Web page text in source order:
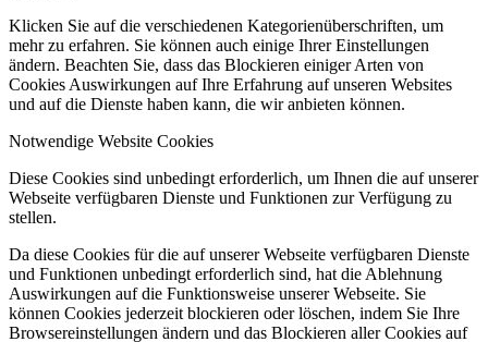
Klicken Sie auf die verschiedenen Kategorienüberschriften, um
mehr zu erfahren. Sie können auch einige Ihrer Einstellungen
ändern. Beachten Sie, dass das Blockieren einiger Arten von
Cookies Auswirkungen auf Ihre Erfahrung auf unseren Websites
und auf die Dienste haben kann, die wir anbieten können.
Notwendige Website Cookies
Diese Cookies sind unbedingt erforderlich, um Ihnen die auf unserer
Webseite verfügbaren Dienste und Funktionen zur Verfügung zu
stellen.
Da diese Cookies für die auf unserer Webseite verfügbaren Dienste
und Funktionen unbedingt erforderlich sind, hat die Ablehnung
Auswirkungen auf die Funktionsweise unserer Webseite. Sie
können Cookies jederzeit blockieren oder löschen, indem Sie Ihre
Browsereinstellungen ändern und das Blockieren aller Cookies auf